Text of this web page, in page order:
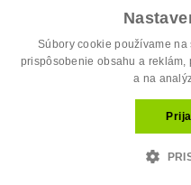
Stolík na gramofón a LP platne
Súbory cookie používame
prispôsobenie obsahu a
a na